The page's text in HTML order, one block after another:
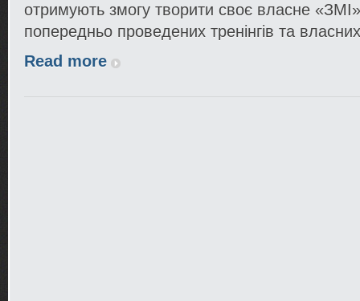
отримують змогу творити своє власне
попередньо проведених тренінгів та
Read more